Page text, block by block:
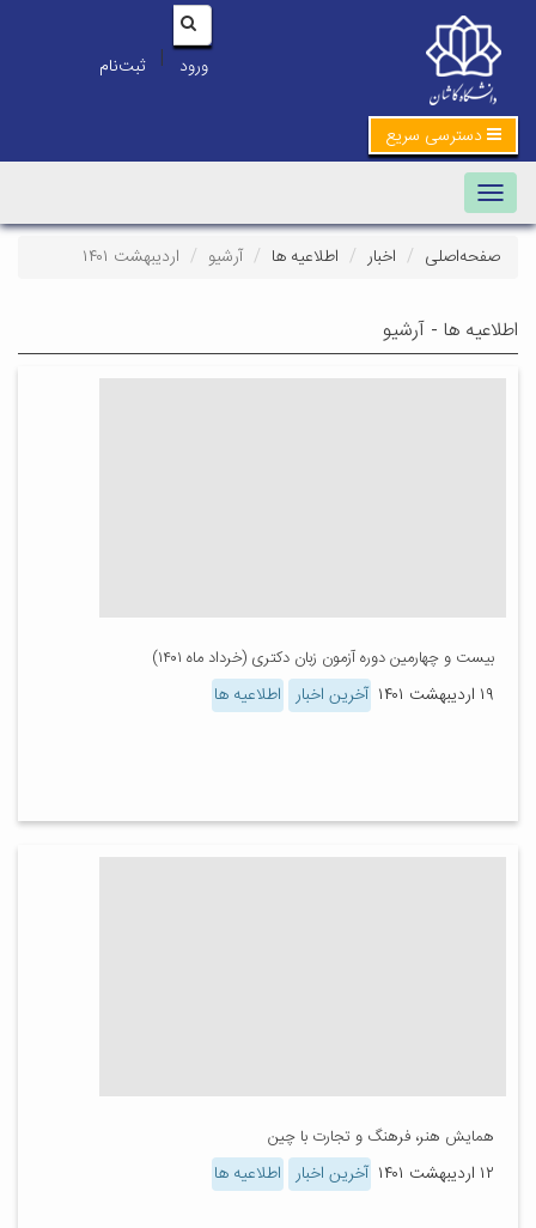
ورود | ثبت‌نام
دسترسی سریع
Toggle navigation
صفحه‌اصلی اخبار اطلاعیه ها آرشیو اردیبهشت ۱۴۰۱
اطلاعیه ها - آرشیو
بیست و چهارمین دوره آزمون زبان دکتری (خرداد ماه ۱۴۰۱)
۱۹ اردیبهشت ۱۴۰۱ آخرین اخبار اطلاعیه ها
همایش هنر، فرهنگ و تجارت با چین
۱۲ اردیبهشت ۱۴۰۱ آخرین اخبار اطلاعیه ها